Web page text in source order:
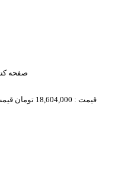
صفحه
قیمت : 18,604,000 تومان